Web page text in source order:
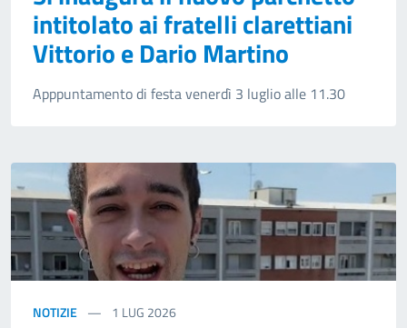
intitolato ai fratelli clarettiani
Vittorio e Dario Martino
Apppuntamento di festa venerdì 3 luglio alle 11.30
NOTIZIE 1 LUG 2026